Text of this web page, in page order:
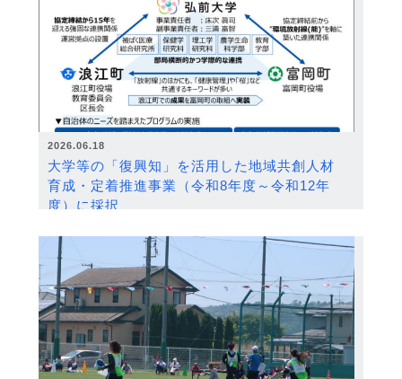
2026.06.18
大学等の「復興知」を活用した地域共創人材
育成・定着推進事業（令和8年度～令和12年
度）に採択